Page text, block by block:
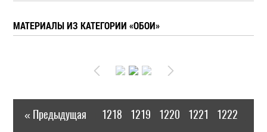
МАТЕРИАЛЫ ИЗ КАТЕГОРИИ «ОБОИ»
« Предыдущая 1218 1219 1220 1221 1222